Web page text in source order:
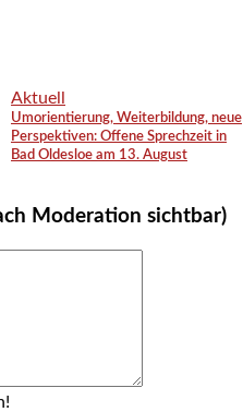
Aktuell
Umorientierung, Weiterbildung, neue
Perspektiven: Offene Sprechzeit in
Bad Oldesloe am 13. August
Moderation sichtbar)